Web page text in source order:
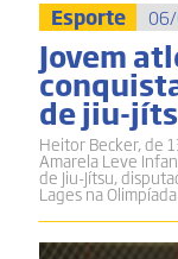
Esporte 06/
Jovem
de jiu-
Heitor Becker, de
Amarela Leve
de Jiu-Jítsu,
Lages na